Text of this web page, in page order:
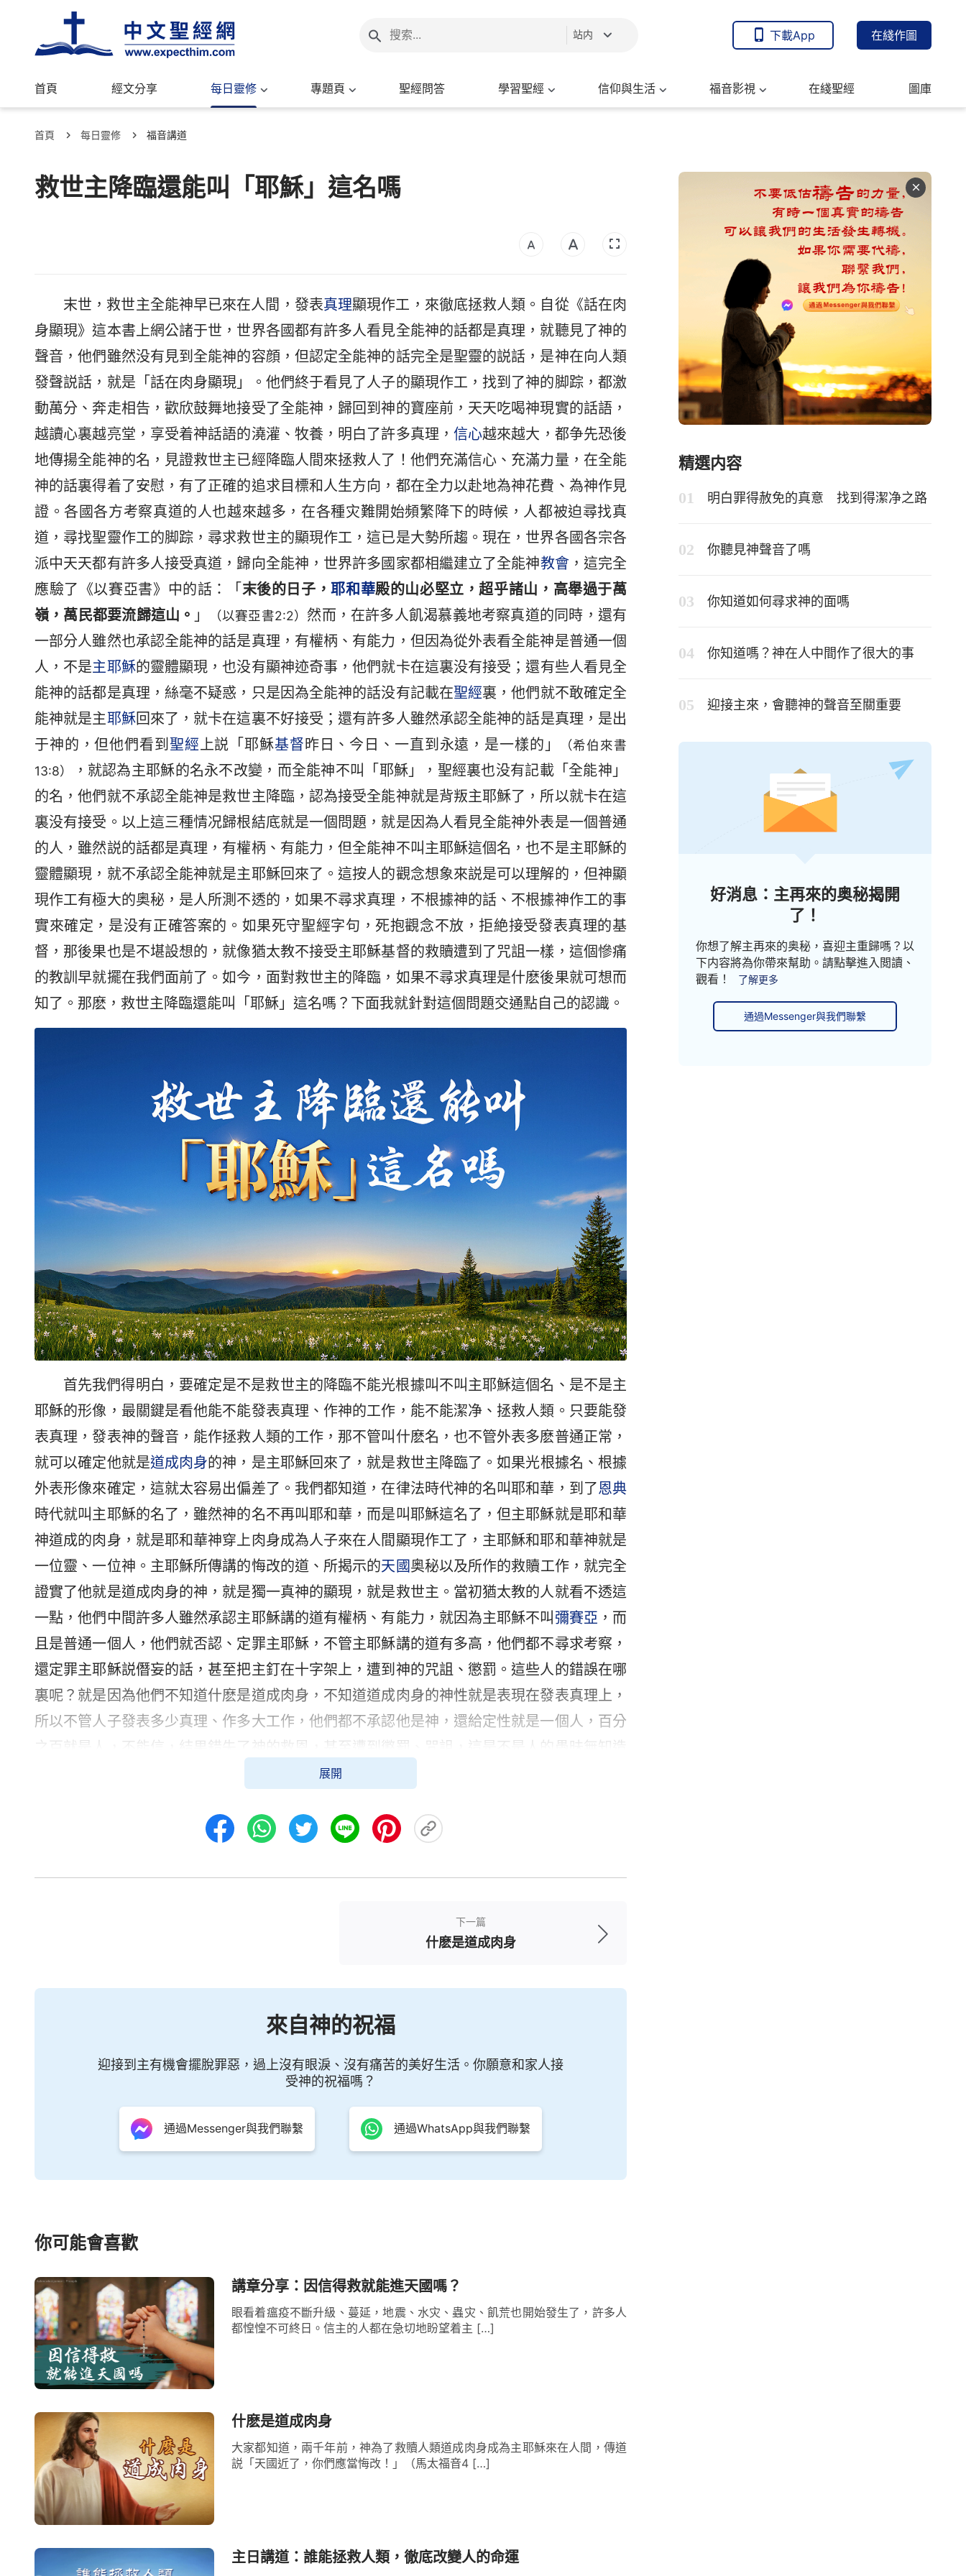
站内 下載App 在綫作圖
首頁 經文分享 每日靈修 專題頁 聖經問答 學習聖經 信仰與生活 福音影視 在綫聖經 圖庫
首頁 每日靈修 福音講道
救世主降臨還能叫「耶穌」這名嗎
末世，救世主全能神早已來在人間，發表真理顯現作工，來徹底拯救人類。自從《話在肉
身顯現》這本書上網公諸于世，世界各國都有許多人看見全能神的話都是真理，就聽見了神的
聲音，他們雖然没有見到全能神的容顔，但認定全能神的話完全是聖靈的説話，是神在向人類
發聲説話，就是「話在肉身顯現」。他們終于看見了人子的顯現作工，找到了神的脚踪，都激
動萬分、奔走相告，歡欣鼓舞地接受了全能神，歸回到神的寶座前，天天吃喝神現實的話語，
越讀心裏越亮堂，享受着神話語的澆灌、牧養，明白了許多真理， 信心越來越大，都争先恐後
地傳揚全能神的名，見證救世主已經降臨人間來拯救人了！他們充滿信心、充滿力量，在全能
神的話裏得着了安慰，有了正確的追求目標和人生方向，都在全力以赴地為神花費、為神作見
證。各國各方考察真道的人也越來越多，在各種灾難開始頻繁降下的時候，人都被迫尋找真
道，尋找聖靈作工的脚踪，尋求救世主的顯現作工，這已是大勢所趨。現在，世界各國各宗各
派中天天都有許多人接受真道，歸向全能神，世界許多國家都相繼建立了全能神教會，這完全
應驗了《以賽亞書》中的話：「 末後的日子，耶和華殿的山必堅立，超乎諸山，高舉過于萬
嶺，萬民都要流歸這山。 」 （以賽亞書2:2） 然而，在許多人飢渴慕義地考察真道的同時，還有
一部分人雖然也承認全能神的話是真理，有權柄、有能力，但因為從外表看全能神是普通一個
人，不是主耶穌的靈體顯現，也没有顯神迹奇事，他們就卡在這裏没有接受；還有些人看見全
能神的話都是真理，絲毫不疑惑，只是因為全能神的話没有記載在聖經裏，他們就不敢確定全
能神就是主耶穌回來了，就卡在這裏不好接受；還有許多人雖然承認全能神的話是真理，是出
于神的，但他們看到聖經上説「耶穌基督昨日、今日、一直到永遠，是一樣的」
（希伯來書
13:8）
，就認為主耶穌的名永不改變，而全能神不叫「耶穌」，聖經裏也没有記載「全能神」
的名，他們就不承認全能神是救世主降臨，認為接受全能神就是背叛主耶穌了，所以就卡在這
裏没有接受。以上這三種情况歸根結底就是一個問題，就是因為人看見全能神外表是一個普通
的人，雖然説的話都是真理，有權柄、有能力，但全能神不叫主耶穌這個名，也不是主耶穌的
靈體顯現，就不承認全能神就是主耶穌回來了。這按人的觀念想象來説是可以理解的，但神顯
現作工有極大的奥秘，是人所測不透的，如果不尋求真理，不根據神的話、不根據神作工的事
實來確定，是没有正確答案的。如果死守聖經字句，死抱觀念不放，拒絶接受發表真理的基
督，那後果也是不堪設想的，就像猶太教不接受主耶穌基督的救贖遭到了咒詛一樣，這個慘痛
的教訓早就擺在我們面前了。如今，面對救世主的降臨，如果不尋求真理是什麽後果就可想而
知了。那麽，救世主降臨還能叫「耶穌」這名嗎？下面我就針對這個問題交通點自己的認識。
首先我們得明白，要確定是不是救世主的降臨不能光根據叫不叫主耶穌這個名、是不是主
耶穌的形像，最關鍵是看他能不能發表真理、作神的工作，能不能潔净、拯救人類。只要能發
表真理，發表神的聲音，能作拯救人類的工作，那不管叫什麽名，也不管外表多麽普通正常，
就可以確定他就是道成肉身的神，是主耶穌回來了，就是救世主降臨了。如果光根據名、根據
外表形像來確定，這就太容易出偏差了。我們都知道，在律法時代神的名叫耶和華，到了恩典
時代就叫主耶穌的名了，雖然神的名不再叫耶和華，而是叫耶穌這名了，但主耶穌就是耶和華
神道成的肉身，就是耶和華神穿上肉身成為人子來在人間顯現作工了，主耶穌和耶和華神就是
一位靈、一位神。主耶穌所傳講的悔改的道、所揭示的天國奥秘以及所作的救贖工作，就完全
證實了他就是道成肉身的神，就是獨一真神的顯現，就是救世主。當初猶太教的人就看不透這
一點，他們中間許多人雖然承認主耶穌講的道有權柄、有能力，就因為主耶穌不叫 彌賽亞 ，而
且是普通一個人，他們就否認、定罪主耶穌，不管主耶穌講的道有多高，他們都不尋求考察，
還定罪主耶穌説僭妄的話，甚至把主釘在十字架上，遭到神的咒詛、懲罰。這些人的錯誤在哪
裏呢？就是因為他們不知道什麽是道成肉身，不知道道成肉身的神性就是表現在發表真理上，
所以不管人子發表多少真理、作多大工作，他們都不承認他是神，還給定性就是一個人，百分
之百就是人，不能信，結果錯失了神的救恩，甚至遭到懲罰、咒詛，這是不是人的愚昧無知造
成的？現在宗教界還有許多人雖然承認全能神的話都是真理，是出于神的，但他們仍然持守聖
能神不叫主耶穌的名，也不是駕雲降臨的主耶穌的形像，就死活不承認全能神是主耶穌回來
大灾難中捶胸搗背、哀哭切齒。他們盼望灾前迎接到主來被提的願望就這樣徹底落空了。這是
合乎神的話嗎？其實，聖經中早就預言了主再來還有新名，《以賽亞書》明確預言：「
列國必
見你的公義，列王必見你的榮耀。你必得新名的稱呼，是耶和華親口所起的。
都提到神有新名，既然是新名，就不是以往叫過的名，所以主再來肯定就不再叫「耶穌」了。
那這新名是什麽呢？就是「全能神」，這完全符合《啓示録》的預言：「我是阿拉法，我是俄
梅戛，是昔在、今在、以後永在的全能者。」（啓示録1:8）
神，全能者作王了。」（啓示録19:6）還有《啓示録》4章8節、11章17節、16章7節等多處經文
都提到了「全能者」這個名，可見，末世主再來就叫全能者、全能神，這是確定無疑的。所
方面的真理奥秘都揭示出來了，我們一起讀讀全能神的話就明白了。全能神説：「
名不變，那為什麽耶和華的名又變成耶穌呢？説彌賽亞要來，怎麽來了一個名叫耶穌的呢？神
的名怎麽會變呢？這些不是早已作過的工作嗎？難道神今天就不能作更新的工作了嗎？昨天的
工作都可更换，耶和華的工作可由耶穌來接續，耶穌的工作就不能再有另外的工作來接替嗎？
耶和華的名可變為耶穌，耶穌的名不也可以更换嗎？這都不是稀奇的事，只是因人頭腦太簡單
造成的。神總歸是神，不管他的工作怎麽變，也不管他的名如何變化，他的性情、他的智慧永
「觀念」中的人怎能獲得神的「啓示」呢？》）
「神在每個時代都作新的工作，都叫新的名，他怎麽能在不同的時代作相同的工作呢？他
怎麽能守舊呢？『耶穌』這個名是為了救贖工作而叫的名，末世耶穌再來還能叫這個名嗎？還
能作救贖的工作嗎？為什麽耶和華與耶穌是一，但他們却在不同的時代叫不同的名呢？不都是
因為工作時代不同嗎？就一個名能將神的全部都代表了嗎？這樣，只有在不同的時代來叫不同
的名，以名來更换時代，以名來代表時代，因為没有一個名能將神自己代表得完全，只能將神
展開
下一篇
什麽是道成肉身
來自神的祝福
迎接到主有機會擺脫罪惡，過上沒有眼淚、沒有痛苦的美好生活。你願意和家人接
受神的祝福嗎？
通過Messenger與我們聯繫 通過WhatsApp與我們聯繫
你可能會喜歡
講章分享：因信得救就能進天國嗎？
眼看着瘟疫不斷升級、蔓延，地震、水灾、蟲灾、飢荒也開始發生了，許多人
都惶惶不可終日。信主的人都在急切地盼望着主 […]
什麽是道成肉身
大家都知道，兩千年前，神為了救贖人類道成肉身成為主耶穌來在人間，傳道
説「天國近了，你們應當悔改！」（馬太福音4 […]
主日講道：誰能拯救人類，徹底改變人的命運
精選内容
明白罪得赦免的真意 找到得潔净之路
你聽見神聲音了嗎
你知道如何尋求神的面嗎
你知道嗎？神在人中間作了很大的事
迎接主來，會聽神的聲音至關重要
好消息：主再來的奥秘揭開
了！
你想了解主再來的奥秘，喜迎主重歸嗎？以
下内容將為你帶來幫助。請點擊進入閲讀、
觀看！
了解更多
通過Messenger與我們聯繫